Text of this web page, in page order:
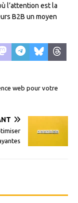
l’attention est la
B2B un moyen
web pour votre